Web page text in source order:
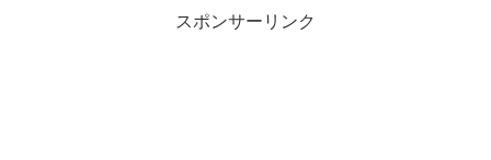
スポンサーリンク